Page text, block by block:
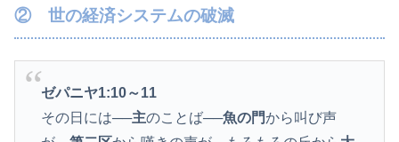
② 世の経済システムの破滅
ゼパニヤ1:10～11
その日には──主のことば──魚の門から叫び声